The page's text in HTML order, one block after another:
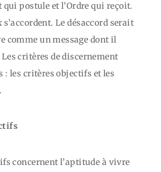
postule et l’Ordre qui reçoit.
Le désaccord serait
comme un message dont il
critères de discernement
: les critères objectifs et les
concernent l’aptitude à vivre